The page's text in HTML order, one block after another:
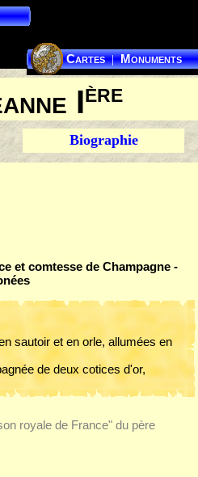
Cartes | Monuments
Ière
Biographie
et comtesse de Champagne -
sautoir et en orle, allumées en
de deux cotices d'or,
royale de France" du père